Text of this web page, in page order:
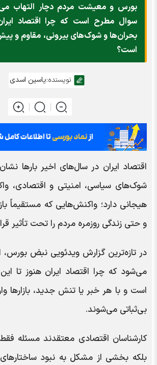
بورس و معیشت مردم دچار التهاب
سوال مطرح است که چرا اقتصاد
بحران‌ها و شوک‌های بیرونی، مقاوم و
است؟
نویسنده:یاسین اسدی
اقتصاد ایران در سال‌های اخیر بارها
شوک‌های سیاسی، امنیتی و اقتصادی،
هیجانی دارد؛ واکنش‌هایی که مستقیماً
و حتی زندگی روزمره مردم را تحت تأثیر
در تازه‌ترین گزارش ویدئویی نبض
می‌شود که چرا اقتصاد ایران هنوز تا
است و با هر خبر یا تنش جدید، بازارها
بی‌ثباتی می‌شوند.
کارشناسان اقتصادی معتقدند مسئله
بلکه بخشی از مشکل به نبود